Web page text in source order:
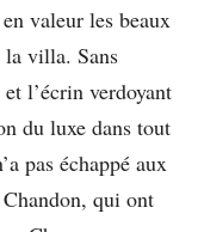
valeur les beaux
la villa. Sans
l’écrin verdoyant
du luxe dans tout
pas échappé aux
qui ont